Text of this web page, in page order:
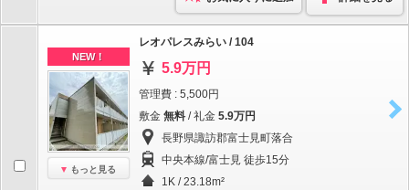
NEW！
もっと見る
レオパレスみらい / 104
5.9万円
管理費 : 5,500円
敷金 無料 / 礼金 5.9万円
長野県諏訪郡富士見町落合
中央本線/富士見 徒歩15分
1K / 23.18m²